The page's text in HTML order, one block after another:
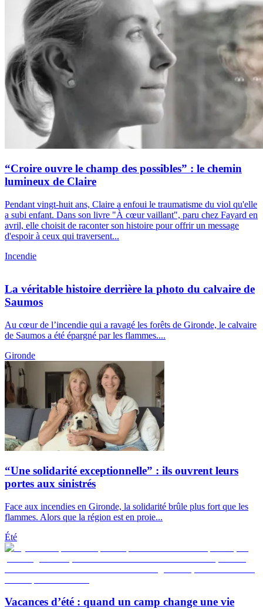
“Croire ouvre le champ des possibles” : le chemin
lumineux de Claire
Pendant vingt-huit ans, Claire a enfoui le traumatisme du viol qu'elle
a subi enfant. Dans son livre "À cœur vaillant", paru chez Fayard en
avril, elle choisit de raconter son histoire pour offrir un message
d'espoir à ceux qui traversent...
Incendie
La véritable histoire derrière la photo du calvaire de
Saumos
Au cœur de l’incendie qui a ravagé les forêts de Gironde, le calvaire
de Saumos a été épargné par les flammes....
Gironde
“Une solidarité exceptionnelle” : ils ouvrent leurs
portes aux sinistrés
Face aux incendies en Gironde, la solidarité brûle plus fort que les
flammes. Alors que la région est en proie...
Été
Vacances d’été : quand un camp change une vie